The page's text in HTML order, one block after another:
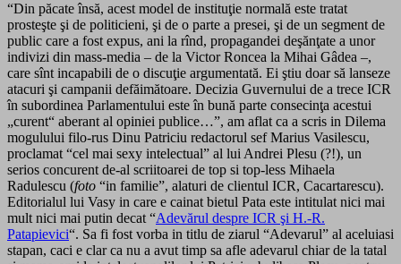
“Din păcate însă, acest model de instituţie normală este tratat
prosteşte şi de politicieni, şi de o parte a presei, şi de un segment de
public care a fost expus, ani la rînd, propagandei deşănţate a unor
indivizi din mass-media – de la Victor Roncea la Mihai Gâdea –,
care sînt incapabili de o discuţie argumentată. Ei ştiu doar să lanseze
atacuri şi campanii defăimătoare. Decizia Guvernului de a trece ICR
în subordinea Parlamentului este în bună parte consecinţa acestui
„curent“ aberant al opiniei publice…”, am aflat ca a scris in Dilema
mogulului filo-rus Dinu Patriciu redactorul sef Marius Vasilescu,
proclamat “cel mai sexy intelectual” al lui Andrei Plesu (?!), un
serios concurent de-al scriitoarei de top si top-less Mihaela
Radulescu (foto “in familie”, alaturi de clientul ICR, Cacartarescu).
Editorialul lui Vasy in care e cainat bietul Pata este intitulat nici mai
mult nici mai putin decat “Adevărul despre ICR şi H.-R.
Patapievici“. Sa fi fost vorba in titlu de ziarul “Adevarul” al aceluiasi
stapan, caci e clar ca nu a avut timp sa afle adevarul chiar de la tatal